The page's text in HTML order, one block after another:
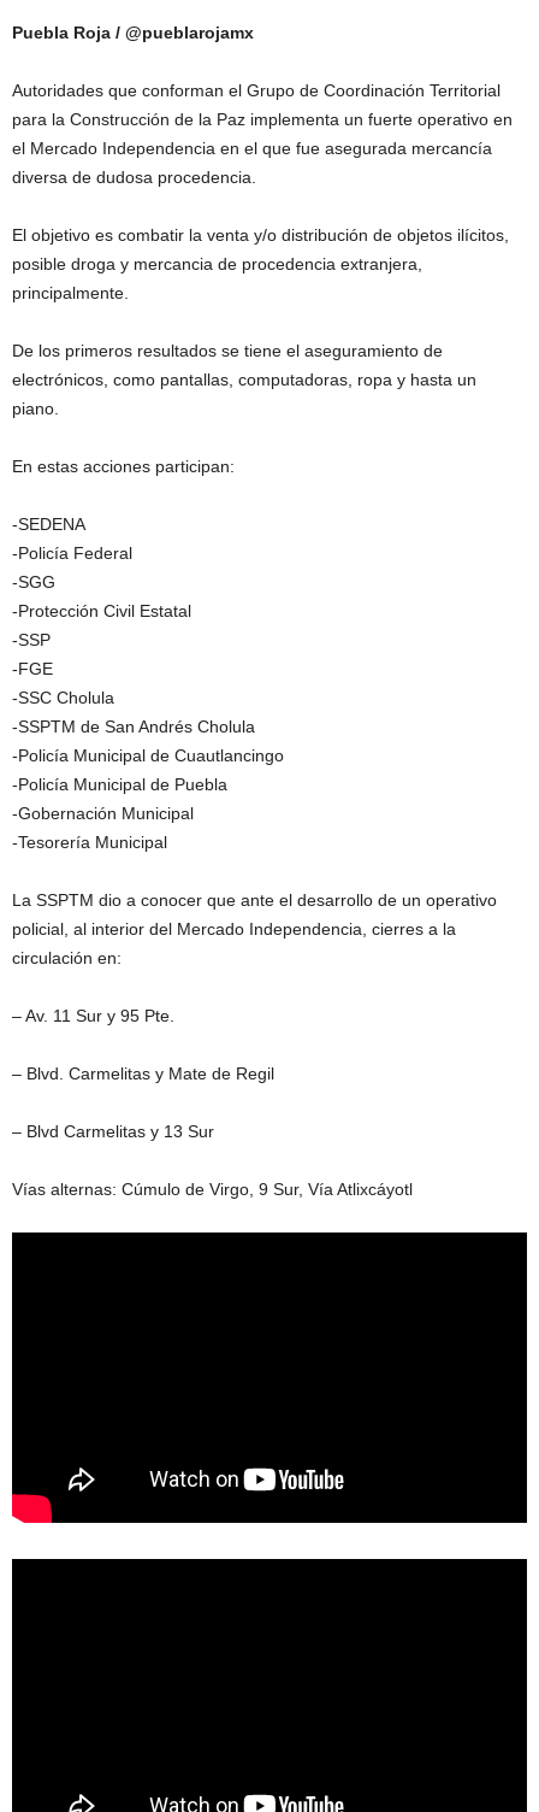
Puebla Roja / @pueblarojamx
Autoridades que conforman el Grupo de Coordinación Territorial
para la Construcción de la Paz implementa un fuerte operativo en
el Mercado Independencia en el que fue asegurada mercancía
diversa de dudosa procedencia.
El objetivo es combatir la venta y/o distribución de objetos ilícitos,
posible droga y mercancia de procedencia extranjera,
principalmente.
De los primeros resultados se tiene el aseguramiento de
electrónicos, como pantallas, computadoras, ropa y hasta un
piano.
En estas acciones participan:
-SEDENA
-Policía Federal
-SGG
-Protección Civil Estatal
-SSP
-FGE
-SSC Cholula
-SSPTM de San Andrés Cholula
-Policía Municipal de Cuautlancingo
-Policía Municipal de Puebla
-Gobernación Municipal
-Tesorería Municipal
La SSPTM dio a conocer que ante el desarrollo de un operativo
policial, al interior del Mercado Independencia, cierres a la
circulación en:
– Av. 11 Sur y 95 Pte.
– Blvd. Carmelitas y Mate de Regil
– Blvd Carmelitas y 13 Sur
Vías alternas: Cúmulo de Virgo, 9 Sur, Vía Atlixcáyotl